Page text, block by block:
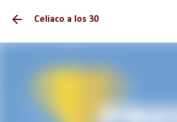
Ir al contenido principal
Celiaco a los 30